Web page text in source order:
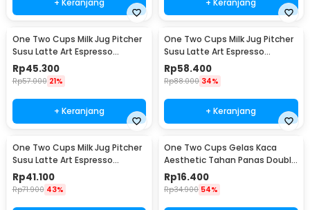
One Two Cups Milk Jug Pitcher
Susu Latte Art Espresso
Stainless Steel 600ml - J068
Rp45.300
Rp57.000 21%
+ Keranjang
One Two Cups Milk Jug Pitcher
Susu Latte Art Espresso
Stainless Steel 900ml - J068
Rp58.400
Rp88.000 34%
+ Keranjang
One Two Cups Milk Jug Pitcher
Susu Latte Art Espresso
Stainless Steel 350ml - 10084
Rp41.100
Rp71.900 43%
One Two Cups Gelas Kaca
Aesthetic Tahan Panas Double
Wall Glass 250ml - PLY1704
Rp16.400
Rp34.900 54%